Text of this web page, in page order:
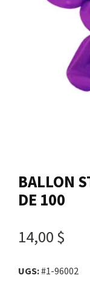
Panier
BALLON
DE 100
14,00 $
UGS:#1-96002